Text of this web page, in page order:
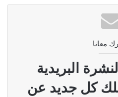
معانا
البريدية
كل جديد عن